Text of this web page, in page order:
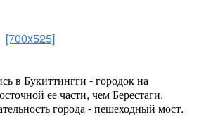
[700x525]
в Букиттингги - городок на
ее части, чем Берестаги.
города - пешеходный мост.